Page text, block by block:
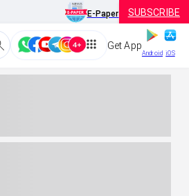
E-Paper SUBSCRIBE
Get App
Android iOS